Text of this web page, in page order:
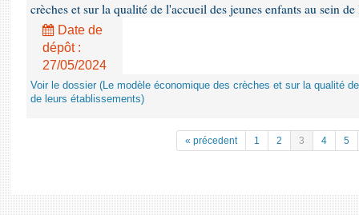
crèches et sur la qualité de l'accueil des jeunes enfants au sein de
Date de
dépôt :
27/05/2024
Voir le dossier (Le modèle économique des crèches et sur la qualité
de leurs établissements)
« précedent 1 2 3 4 5